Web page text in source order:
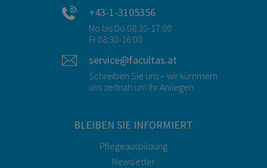
+43-1-3105356
Mo bis Do 08:30-17:00
Fr 08:30-16:00
service@facultas.at
Schreiben Sie uns – wir kümmern
uns zeitnah um Ihr Anliegen.
BLEIBEN SIE INFORMIERT
Pflegeausbildung
Newsletter